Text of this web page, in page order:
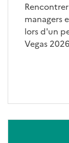
managers
lors d'un
Vegas